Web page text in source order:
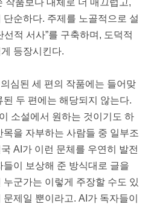
작품보다 대체로 더 매끄럽고,
순하다. 주제를 노골적으로 설
적 서사”를 구축하며, 도덕적
등장시킨다.
심된 세 편의 작품에는 들어맞
두 편에는 해당되지 않는다.
소설에서 원하는 것이기도 하
을 자부하는 사람들 중 일부조
AI가 이런 문체를 우연히 발전
이 보상해 준 방식대로 글을
군가는 이렇게 주장할 수도 있
제일 뿐이라고. AI가 독자들이